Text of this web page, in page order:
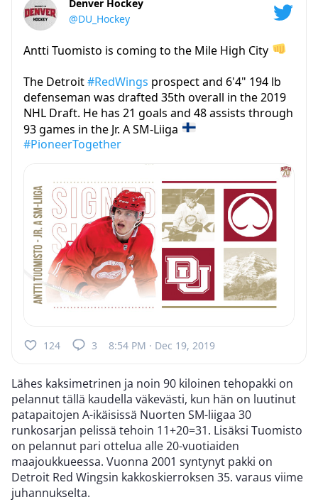
Denver Hockey
@DU_Hockey
Antti Tuomisto is coming to the Mile High City
The Detroit#RedWings prospect and 6'4" 194 lb
defenseman was drafted 35th overall in the 2019
NHL Draft. He has 21 goals and 48 assists through
93 games in the Jr. A SM-Liiga
#PioneerTogether
124 3 8:54 PM · Dec 19, 2019
Lähes kaksimetrinen ja noin 90 kiloinen tehopakki on
pelannut tällä kaudella väkevästi, kun hän on luutinut
patapaitojen A-ikäisissä Nuorten SM-liigaa 30
runkosarjan pelissä tehoin 11+20=31. Lisäksi Tuomisto
on pelannut pari ottelua alle 20-vuotiaiden
maajoukkueessa. Vuonna 2001 syntynyt pakki on
Detroit Red Wingsin kakkoskierroksen 35. varaus viime
juhannukselta.